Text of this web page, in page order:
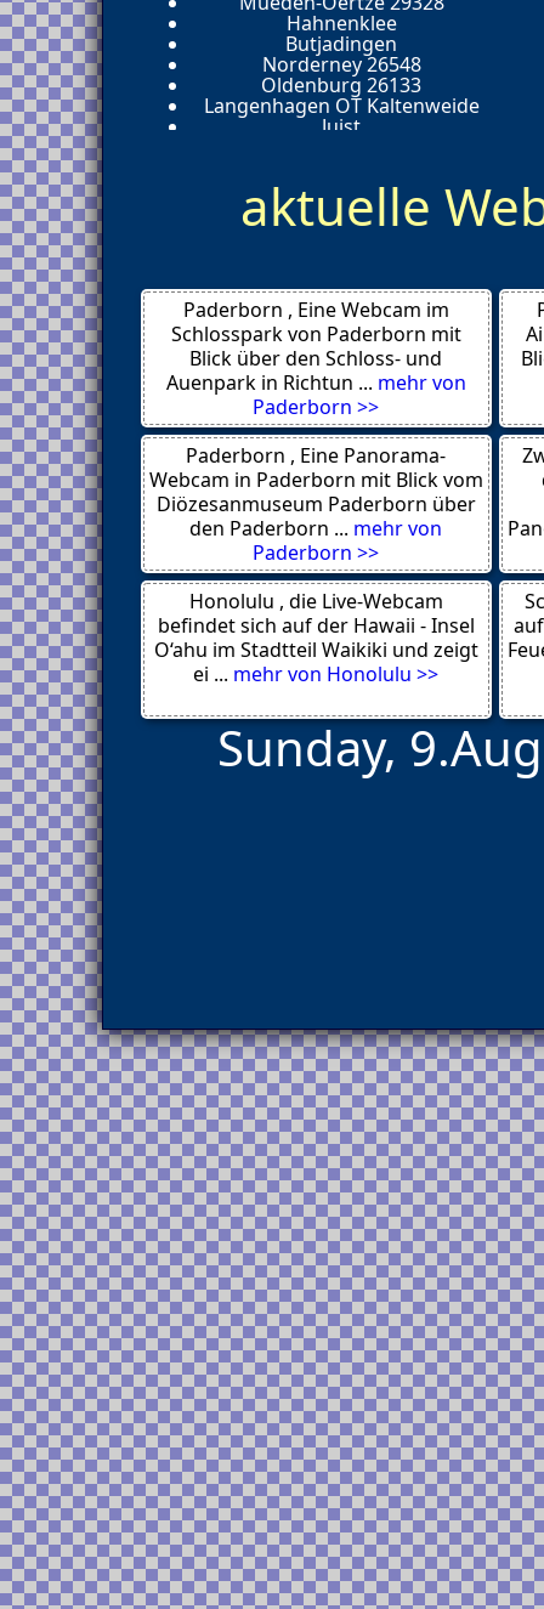
Hahnenklee
Butjadingen
Norderney 26548
Oldenburg 26133
Langenhagen OT Kaltenweide
Juist
Hannover
Mariensiel 26452
Salzgitter Bad 38259
Winsen
Wilhelmshaven
Wildeshausen
Wildemann
Wangerooge
Wallenhorst
Vechelde
Nordseebad Tossens
Steinhude am Meer
Sankt Andreasberg
Schulenberg
Quakenbrueck
Peine
Osterode
Ostercappeln
Melle
Mardorf
Lingen
Lerbach
aktuelle
Paderborn , Eine Webcam im
Schlosspark von Paderborn mit
Blick über den Schloss- und
Auenpark in Richtun ... mehr von
Paderborn >>
Paderborn , Eine Panorama-
Webcam in Paderborn mit Blick vom
Diözesanmuseum Paderborn über
den Paderborn ... mehr von
Paderborn >>
Honolulu , die Live-Webcam
befindet sich auf der Hawaii - Insel
O‘ahu im Stadtteil Waikiki und zeigt
ei ... mehr von Honolulu >>
Sunday,